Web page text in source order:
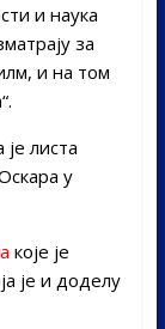
и наука
за
и на том
листа
у
које је
је и доделу